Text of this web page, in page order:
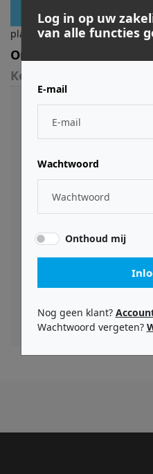
Toevoegen
plaatsen.
Omschrijving
Kenmerken
hoogwaardig immersief
professionele studio's
en geavanceerde
uitstekende
Het MTM-ontwerp zorgt
spreiding en
hele systeem als één
uitlijnt. Dit resulteert in
resolutie
Log in op uw
van alle functies
E-mail
Wachtwoord
Onthoud mij
Nog geen klant?
Wachtwoord vergeten?